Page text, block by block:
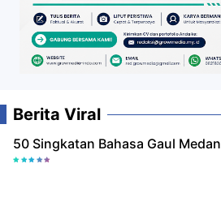
Berita Viral
50 Singkatan Bahasa Gaul Medan